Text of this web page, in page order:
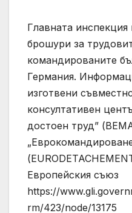
Главната
брошури за
командированите
Германия.
изготвени
консултативен
достоен труд”
Европейския съюз
https://
rm/423/node/13175